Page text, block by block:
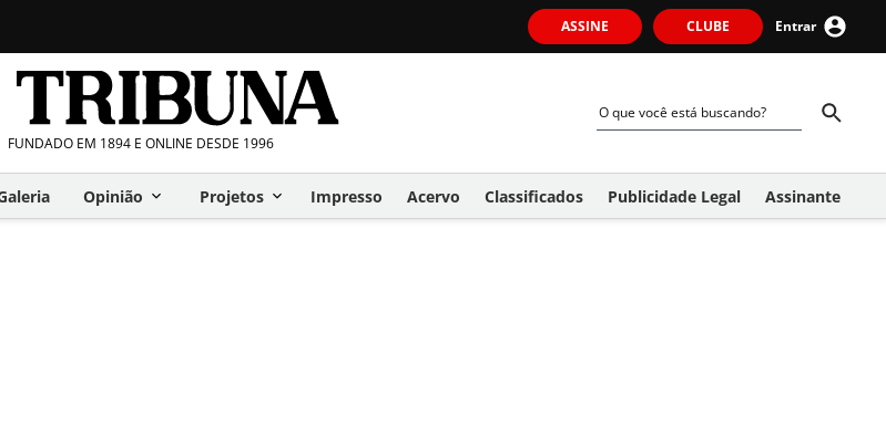
ASSINE CLUBE Entrar
FUNDADO EM 1894 E ONLINE DESDE 1996
Opinião Projetos Impresso Acervo Classificados Publicidade Legal Assinante